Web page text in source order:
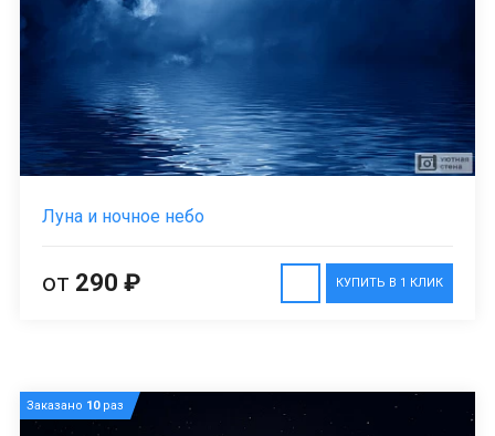
Луна и ночное небо
КУПИТЬ В 1 КЛИК
от 290 ₽
Заказано 10раз